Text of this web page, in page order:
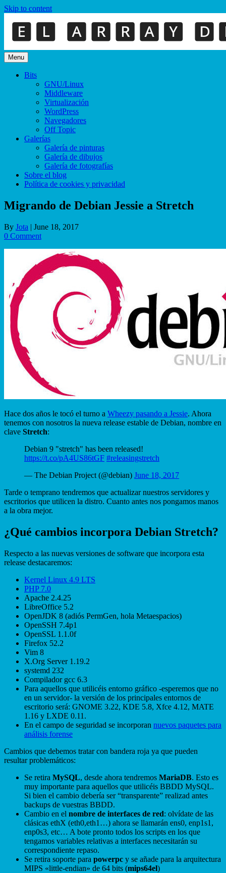
Skip to content
Menu
Bits
GNU/Linux
Middleware
Virtualización
WordPress
Navegadores
Off Topic
Galerías
Galería de pinturas
Galería de dibujos
Galería de fotografías
Sobre el blog
Política de cookies y privacidad
Migrando de Debian Jessie a Stretch
By Jota | June 18, 2017
0 Comment
Hace dos años le tocó el turno a Wheezy pasando a Jessie. Ahora
tenemos con nosotros la nueva release estable de Debian, nombre en
clave Stretch:
Debian 9 "stretch" has been released!
https://t.co/pA4US86tGF #releasingstretch
— The Debian Project (@debian) June 18, 2017
Tarde o temprano tendremos que actualizar nuestros servidores y
escritorios que utilicen la distro. Cuanto antes nos pongamos manos
a la obra mejor.
¿Qué cambios incorpora Debian Stretch?
Respecto a las nuevas versiones de software que incorpora esta
release destacaremos:
Kernel Linux 4.9 LTS
PHP 7.0
Apache 2.4.25
LibreOffice 5.2
OpenJDK 8 (adiós PermGen, hola Metaespacios)
OpenSSH 7.4p1
OpenSSL 1.1.0f
Firefox 52.2
Vim 8
X.Org Server 1.19.2
systemd 232
Compilador gcc 6.3
Para aquellos que utilicéis entorno gráfico -esperemos que no
en un servidor- la versión de los principales entornos de
escritorio será: GNOME 3.22, KDE 5.8, Xfce 4.12, MATE
1.16 y LXDE 0.11.
En el campo de seguridad se incorporan nuevos paquetes para
análisis forense
Cambios que debemos tratar con bandera roja ya que pueden
resultar problemáticos:
Se retira MySQL, desde ahora tendremos MariaDB. Esto es
muy importante para aquellos que utilicéis BBDD MySQL.
Si bien el cambio debería ser “transparente” realizad antes
backups de vuestras BBDD.
Cambio en el nombre de interfaces de red: olvídate de las
clásicas ethX (eth0,eth1…) ahora se llamarán ens0, enp1s1,
enp0s3, etc… A bote pronto todos los scripts en los que
tengamos variables relativas a interfaces necesitarán su
correspondiente repaso.
Se retira soporte para powerpc y se añade para la arquitectura
MIPS «little-endian» de 64 bits (mips64el)